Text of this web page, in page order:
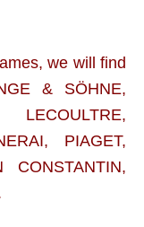
we will find
& SÖHNE,
PIAGET,
CONSTANTIN,